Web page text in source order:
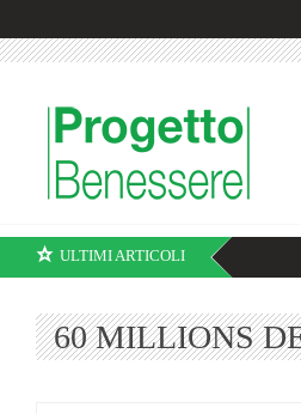
ULTIMI ARTICOLI
60 MILLIONS